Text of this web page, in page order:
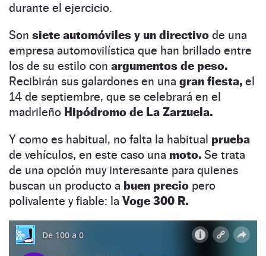
durante el ejercicio.
Son siete automóviles y un directivo de una
empresa automovilística que han brillado entre
los de su estilo con argumentos de peso.
Recibirán sus galardones en una gran fiesta, el
14 de septiembre, que se celebrará en el
madrileño Hipódromo de La Zarzuela.
Y como es habitual, no falta la habitual prueba
de vehículos, en este caso una moto. Se trata
de una opción muy interesante para quienes
buscan un producto a buen precio pero
polivalente y fiable: la Voge 300 R.